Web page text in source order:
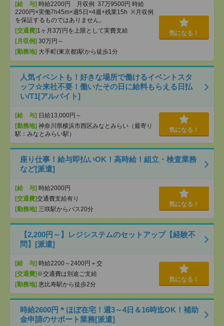
[給 与] 時給2200円 月収例 37万9500円 時給
2200円×実働7h45m×週5日×4週+残業15h ※月収例
を保証するものではありません。
[交通費] 1ヶ月3万円を上限として実費支給
[月収例] 30万円～
[勤務地] 大手町(東京都)駅から徒歩1分
気になる！
人気イベントも！好きな場所で働けるイベントスタ
ッフ☆来社不要！働いたその日に給料もらえる日払
い/T1[アルバイト]
[給 与] 日給13,000円～
[勤務地] 神奈川県横浜市西区みなとみらい（最寄り
駅：みなとみらい駅）
気になる！
座り仕事！給与即払いOK！高時給！組立・検査業務
など[派遣]
[給 与] 時給2000円
[交通費]交通費支給有り
[勤務地] 三咲駅からバス20分
気になる！
【2,200円～】レジシステムのセットアップ【経験不
問】[派遣]
[給 与] 時給2200～2400円＋交
[交通費] ※交通費は別途ご支給
[勤務地] 恵比寿駅から徒歩2分
気になる！
時給2600円＊ほぼ在宅！週3～4日＆16時迄OK！補助
金申請のサポート業務[派遣]